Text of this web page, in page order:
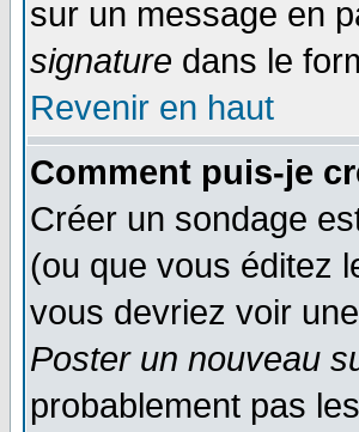
sur un message en
signature dans le
Revenir en haut
Comment puis-je
Créer un sondage
(ou que vous éditez
vous devriez voir
Poster un nouveau
probablement pas